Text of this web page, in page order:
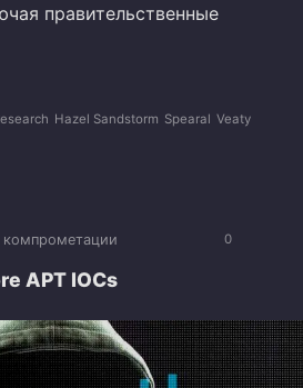
правительственные
Hazel Sandstorm Spearal Veaty
0
APT IOCs